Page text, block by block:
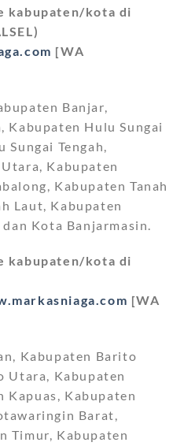
kabupaten/kota di
[WA
Banjar,
Kabupaten Hulu Sungai
Tengah,
Kabupaten
Kabupaten Tanah
Laut, Kabupaten
, dan Kota Banjarmasin.
kabupaten/kota di
[WA
Kabupaten Barito
Utara, Kabupaten
Kapuas, Kabupaten
Barat,
Timur, Kabupaten